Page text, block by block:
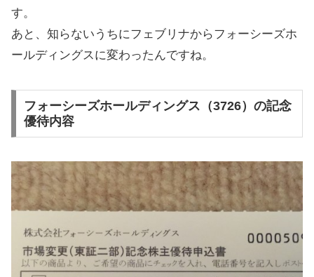
す。
あと、知らないうちにフェブリナからフォーシーズホ
ールディングスに変わったんですね。
フォーシーズホールディングス（3726）の記念
優待内容